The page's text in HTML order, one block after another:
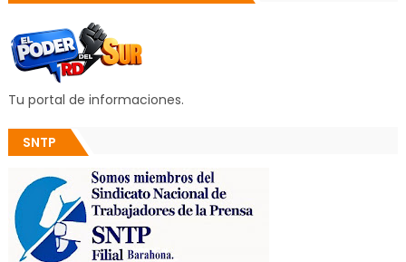
Tu portal de informaciones.
SNTP